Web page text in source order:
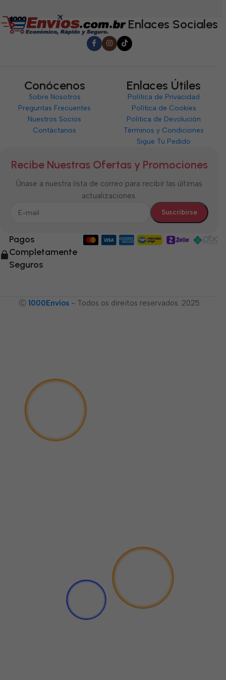
Enlaces Sociales
Conócenos
Sobre Nosotros
Preguntas Frecuentes
Nuestros Socios
Contáctanos
Enlaces Útiles
Política de Privacidad
Política de Cookies
Política de Devolución
Términos y Condiciones
Sigue Tu Pedido
Recibe Nuestras Ofertas y Promociones
Únase a nuestra lista de correo para recibir las últimas
actualizaciones.
Pagos
Completamente
Seguros
Ⓒ 1000Envíos - Todos os direitos reservados. 2025